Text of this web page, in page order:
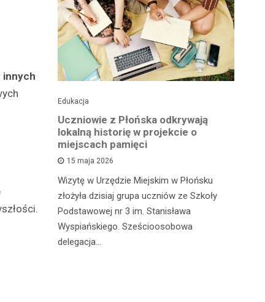
innych
Edukacja
Uczniowie z Płońska odkrywają
lokalną historię w projekcie o
miejscach pamięci
15 maja 2026
Wizytę w Urzędzie Miejskim w Płońsku
złożyła dzisiaj grupa uczniów ze Szkoły
Podstawowej nr 3 im. Stanisława
Wyspiańskiego. Sześcioosobowa
delegacja…